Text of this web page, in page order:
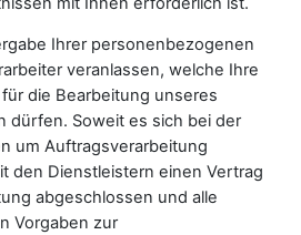
Ihrer personenbezogenen
veranlassen, welche Ihre
die Bearbeitung unseres
dürfen. Soweit es sich bei der
um Auftragsverarbeitung
den Dienstleistern einen Vertrag
abgeschlossen und alle
Vorgaben zur